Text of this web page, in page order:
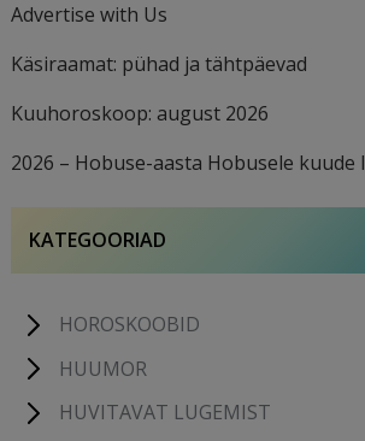
Advertise with Us
Käsiraamat: pühad ja tähtpäevad
Kuuhoroskoop: august 2026
2026 – Hobuse-aasta Hobusele kuude
KATEGOORIAD
HOROSKOOBID
HUUMOR
HUVITAVAT LUGEMIST